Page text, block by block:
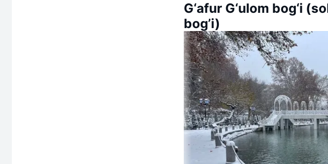
G‘afur G‘ulom bog‘i
bog’i)